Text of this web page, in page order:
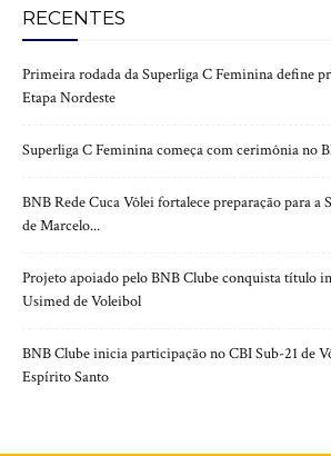
RECENTES
Primeira rodada da Superliga C Feminina define
Etapa Nordeste
Superliga C Feminina começa com cerimônia no
BNB Rede Cuca Vôlei fortalece preparação para a
de Marcelo...
Projeto apoiado pelo BNB Clube conquista título
Usimed de Voleibol
BNB Clube inicia participação no CBI Sub-21 de
Espírito Santo